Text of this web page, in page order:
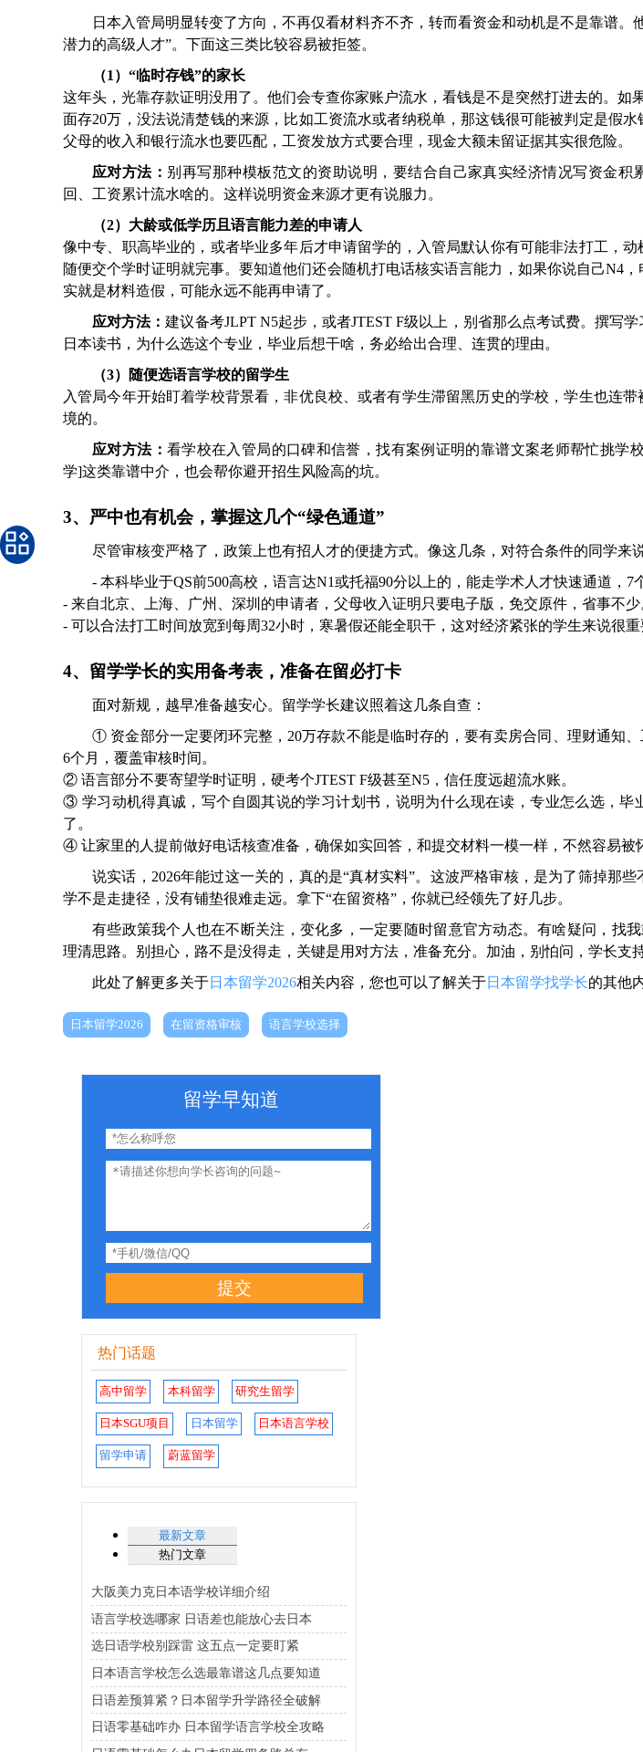
日本入管局明显转变了方向，不再仅看材料齐不齐，转而看资金和动机是不是靠谱。
潜力的高级人才”。下面这三类比较容易被拒签。
（1）“临时存钱”的家长
这年头，光靠存款证明没用了。他们会专查你家账户流水，看钱是不是突然打进去的。如
面存20万，没法说清楚钱的来源，比如工资流水或者纳税单，那这钱很可能被判定是假
父母的收入和银行流水也要匹配，工资发放方式要合理，现金大额未留证据其实很危险。
应对方法： 别再写那种模板范文的资助说明，要结合自己家真实经济情况写资金积
回、工资累计流水啥的。这样说明资金来源才更有说服力。
（2）大龄或低学历且语言能力差的申请人
像中专、职高毕业的，或者毕业多年后才申请留学的，入管局默认你有可能非法打工，
随便交个学时证明就完事。要知道他们还会随机打电话核实语言能力，如果你说自己N4
实就是材料造假，可能永远不能再申请了。
应对方法：建议备考JLPT N5起步，或者JTEST F级以上，别省那么点考试费。撰写
日本读书，为什么选这个专业，毕业后想干啥，务必给出合理、连贯的理由。
（3）随便选语言学校的留学生
入管局今年开始盯着学校背景看，非优良校、或者有学生滞留黑历史的学校，学生也连
境的。
应对方法： 看学校在入管局的口碑和信誉，找有案例证明的靠谱文案老师帮忙挑学
学]这类靠谱中介，也会帮你避开招生风险高的坑。
3、严中也有机会，掌握这几个“绿色通道”
尽管审核变严格了，政策上也有招人才的便捷方式。像这几条，对符合条件的同学来
- 本科毕业于QS前500高校，语言达N1或托福90分以上的，能走学术人才快速通道，7
- 来自北京、上海、广州、深圳的申请者，父母收入证明只要电子版，免交原件，省事不少
- 可以合法打工时间放宽到每周32小时，寒暑假还能全职干，这对经济紧张的学生来说很重
4、留学学长的实用备考表，准备在留必打卡
面对新规，越早准备越安心。留学学长建议照着这几条自查：
① 资金部分一定要闭环完整，20万存款不能是临时存的，要有卖房合同、理财通知
6个月，覆盖审核时间。
② 语言部分不要寄望学时证明，硬考个JTEST F级甚至N5，信任度远超流水账。
③ 学习动机得真诚，写个自圆其说的学习计划书，说明为什么现在读，专业怎么选，毕
了。
④ 让家里的人提前做好电话核查准备，确保如实回答，和提交材料一模一样，不然容易被
说实话，2026年能过这一关的，真的是“真材实料”。这波严格审核，是为了筛掉那
学不是走捷径，没有铺垫很难走远。拿下“在留资格”，你就已经领先了好几步。
有些政策我个人也在不断关注，变化多，一定要随时留意官方动态。有啥疑问，找
理清思路。别担心，路不是没得走，关键是用对方法，准备充分。加油，别怕问，学长支
此处了解更多关于日本留学2026相关内容，您也可以了解关于日本留学找学长的其他
日本留学2026 在留资格审核 语言学校选择
留学早知道
提交
热门话题
高中留学 本科留学 研究生留学
日本SGU项目 日本留学 日本语言学校
留学申请 蔚蓝留学
最新文章
热门文章
大阪美力克日本语学校详细介绍
语言学校选哪家 日语差也能放心去日本
选日语学校别踩雷 这五点一定要盯紧
日本语言学校怎么选最靠谱这几点要知道
日语差预算紧？日本留学升学路径全破解
日语零基础咋办 日本留学语言学校全攻略